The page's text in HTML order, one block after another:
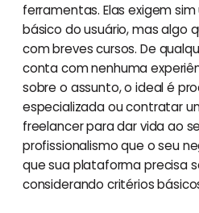
ferramentas. Elas exigem
básico do usuário, mas algo
com breves cursos. De
conta com nenhuma
sobre o assunto, o ideal é
especializada ou contratar
freelancer para dar vida ao
profissionalismo que o seu
que sua plataforma precisa
considerando critérios